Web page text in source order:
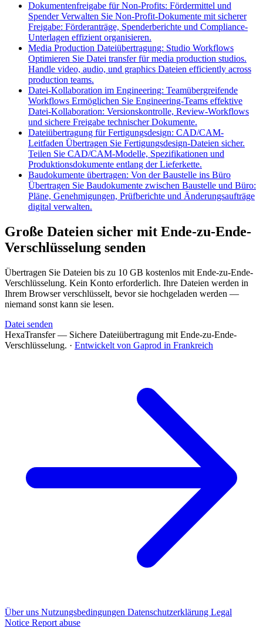
Dokumentenfreigabe für Non-Profits: Fördermittel und
Spender Verwalten Sie Non-Profit-Dokumente mit sicherer
Freigabe: Förderanträge, Spenderberichte und Compliance-
Unterlagen effizient organisieren.
Media Production Dateiübertragung: Studio Workflows
Optimieren Sie Datei transfer für media production studios.
Handle video, audio, und graphics Dateien efficiently across
production teams.
Datei-Kollaboration im Engineering: Teamübergreifende
Workflows Ermöglichen Sie Engineering-Teams effektive
Datei-Kollaboration: Versionskontrolle, Review-Workflows
und sichere Freigabe technischer Dokumente.
Dateiübertragung für Fertigungsdesign: CAD/CAM-
Leitfaden Übertragen Sie Fertigungsdesign-Dateien sicher.
Teilen Sie CAD/CAM-Modelle, Spezifikationen und
Produktionsdokumente entlang der Lieferkette.
Baudokumente übertragen: Von der Baustelle ins Büro
Übertragen Sie Baudokumente zwischen Baustelle und Büro:
Pläne, Genehmigungen, Prüfberichte und Änderungsaufträge
digital verwalten.
Große Dateien sicher mit Ende-zu-Ende-
Verschlüsselung senden
Übertragen Sie Dateien bis zu 10 GB kostenlos mit Ende-zu-Ende-
Verschlüsselung. Kein Konto erforderlich. Ihre Dateien werden in
Ihrem Browser verschlüsselt, bevor sie hochgeladen werden —
niemand sonst kann sie lesen.
Datei senden
HexaTransfer — Sichere Dateiübertragung mit Ende-zu-Ende-
Verschlüsselung. · Entwickelt von Gaprod in Frankreich
Über uns Nutzungsbedingungen Datenschutzerklärung Legal
Notice Report abuse